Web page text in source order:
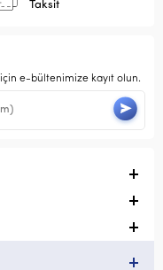
Taksit
e-bültenimize kayıt olun.